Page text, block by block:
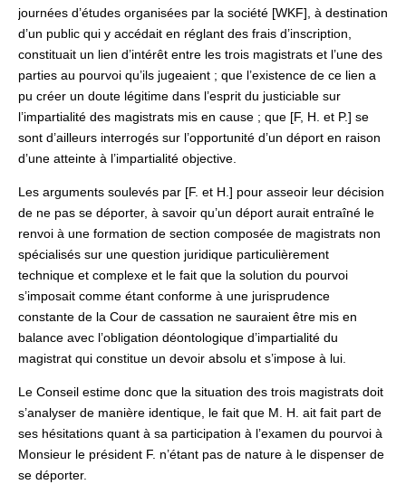
journées d’études organisées par la société [WKF], à destination
d’un public qui y accédait en réglant des frais d’inscription,
constituait un lien d’intérêt entre les trois magistrats et l’une des
parties au pourvoi qu’ils jugeaient ; que l’existence de ce lien a
pu créer un doute légitime dans l’esprit du justiciable sur
l’impartialité des magistrats mis en cause ; que [F, H. et P.] se
sont d’ailleurs interrogés sur l’opportunité d’un déport en raison
d’une atteinte à l’impartialité objective.
Les arguments soulevés par [F. et H.] pour asseoir leur décision
de ne pas se déporter, à savoir qu’un déport aurait entraîné le
renvoi à une formation de section composée de magistrats non
spécialisés sur une question juridique particulièrement
technique et complexe et le fait que la solution du pourvoi
s’imposait comme étant conforme à une jurisprudence
constante de la Cour de cassation ne sauraient être mis en
balance avec l’obligation déontologique d’impartialité du
magistrat qui constitue un devoir absolu et s’impose à lui.
Le Conseil estime donc que la situation des trois magistrats doit
s’analyser de manière identique, le fait que M. H. ait fait part de
ses hésitations quant à sa participation à l’examen du pourvoi à
Monsieur le président F. n’étant pas de nature à le dispenser de
se déporter.